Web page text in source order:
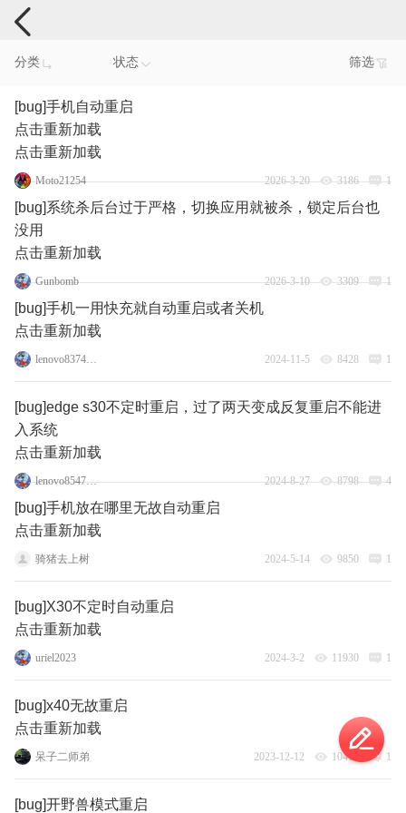
手机反馈
分类 状态 筛选
[bug]手机自动重启
点击重新加载
点击重新加载
Moto21254 2026-3-20 3186 1
[bug]系统杀后台过于严格，切换应用就被杀，锁定后台也
没用
点击重新加载
Gunbomb 2026-3-10 3309 1
[bug]手机一用快充就自动重启或者关机
点击重新加载
lenovo83745069 2024-11-5 8428 1
[bug]edge s30不定时重启，过了两天变成反复重启不能进
入系统
点击重新加载
lenovo85477926 2024-8-27 8798 4
[bug]手机放在哪里无故自动重启
点击重新加载
骑猪去上树 2024-5-14 9850 1
[bug]X30不定时自动重启
点击重新加载
uriel2023 2024-3-2 11930 1
[bug]x40无故重启
点击重新加载
呆子二师弟 2023-12-12 10419 1
[bug]开野兽模式重启